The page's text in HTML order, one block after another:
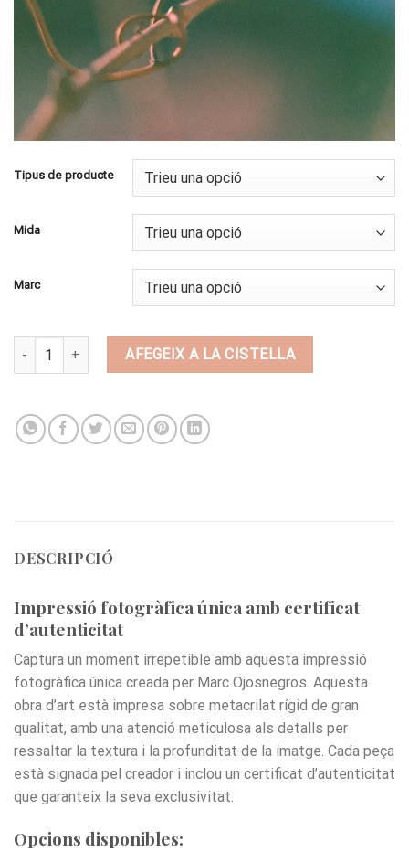
Tipus de producte
Mida
Marc
quantitat de BI32 AFEGEIX A LA CISTELLA
DESCRIPCIÓ
Impressió fotogràfica única amb certificat
d’autenticitat
Captura un moment irrepetible amb aquesta impressió
fotogràfica única creada per Marc Ojosnegros. Aquesta
obra d’art està impresa sobre metacrilat rígid de gran
qualitat, amb una atenció meticulosa als detalls per
ressaltar la textura i la profunditat de la imatge. Cada peça
està signada pel creador i inclou un certificat d’autenticitat
que garanteix la seva exclusivitat.
Opcions disponibles: